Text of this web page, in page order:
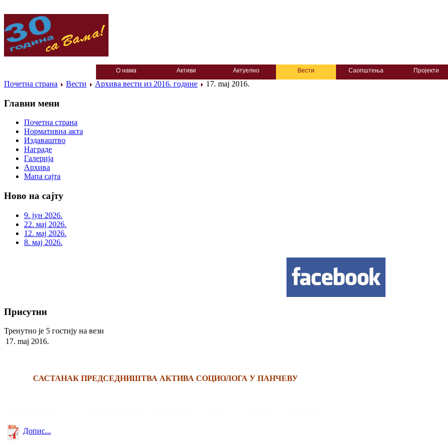
О нама Активи Актуелно Вести Саопштења Пројекти
Почетна страна Вести Архива вести из 2016. године 17. maj 2016.
Главни мени
Почетна страна
Нормативна акта
Издаваштво
Награде
Галерија
Архива
Мапа сајта
Ново на сајту
9. јун 2026.
22. мај 2026.
12. мај 2026.
8. мај 2026.
Присутни
Тренутно је 5 гостију на вези
17. maj 2016.
САСТАНАК ПРЕДСЕДНИШТВА АКТИВА СОЦИОЛОГА У ПАНЧЕВУ
Допис...